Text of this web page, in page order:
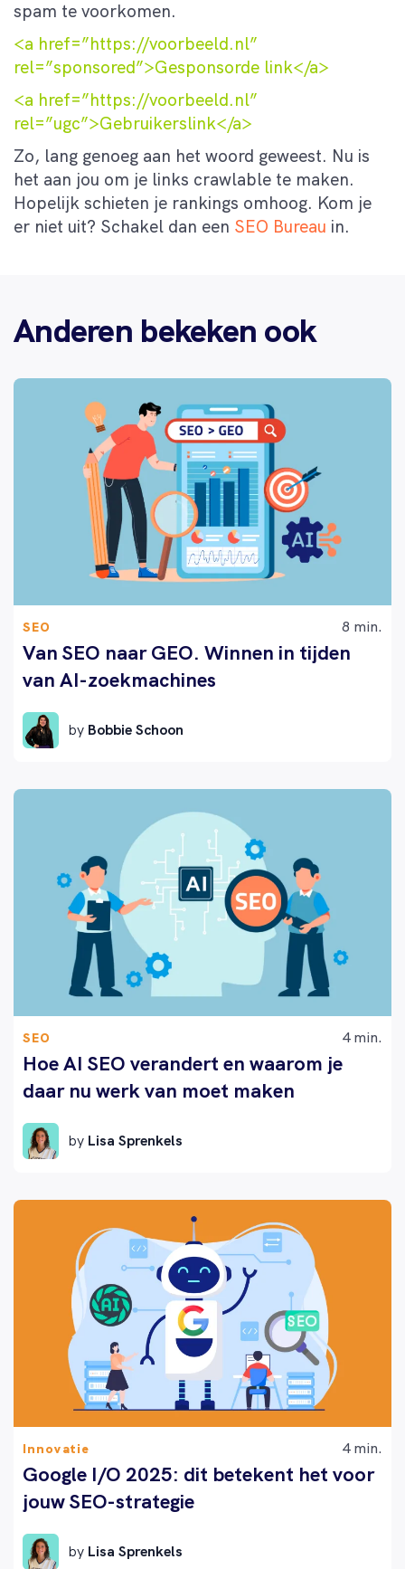
spam te voorkomen.
<a href=”https://voorbeeld.nl”
rel=”sponsored”>Gesponsorde link</a>
<a href=”https://voorbeeld.nl”
rel=”ugc”>Gebruikerslink</a>
Zo, lang genoeg aan het woord geweest. Nu is
het aan jou om je links crawlable te maken.
Hopelijk schieten je rankings omhoog. Kom je
er niet uit? Schakel dan een SEO Bureau in.
Anderen bekeken ook
SEO 8 min.
Van SEO naar GEO. Winnen in tijden
van AI-zoekmachines
by Bobbie Schoon
SEO 4 min.
Hoe AI SEO verandert en waarom je
daar nu werk van moet maken
by Lisa Sprenkels
Innovatie 4 min.
Google I/O 2025: dit betekent het voor
jouw SEO-strategie
by Lisa Sprenkels